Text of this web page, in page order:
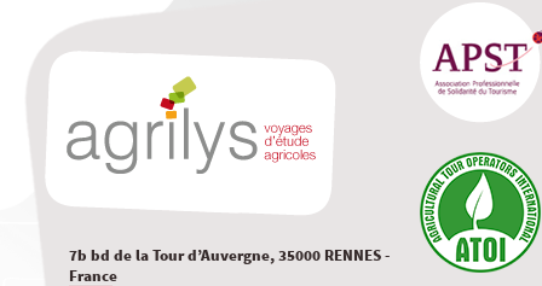
7b bd de la Tour d’Auvergne, 35000 RENNES -
France